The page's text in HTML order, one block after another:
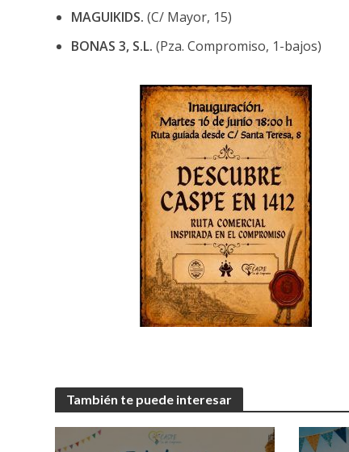
MAGUIKIDS. (C/ Mayor, 15)
BONAS 3, S.L. (Pza. Compromiso, 1-bajos)
También te puede interesar